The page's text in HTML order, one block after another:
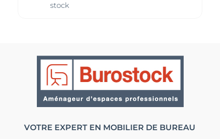
stock
VOTRE EXPERT EN MOBILIER DE BUREAU